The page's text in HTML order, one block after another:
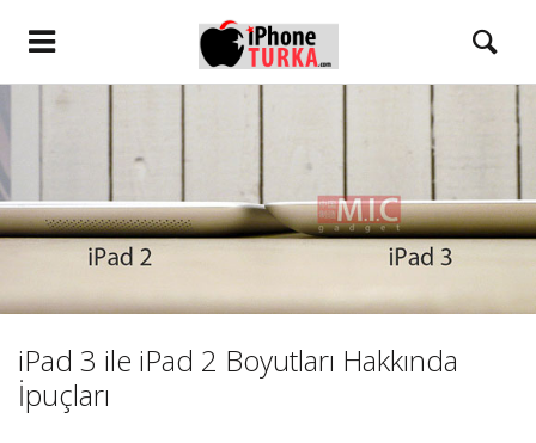
iPad 3 ile iPad 2 Boyutları Hakkında
İpuçları